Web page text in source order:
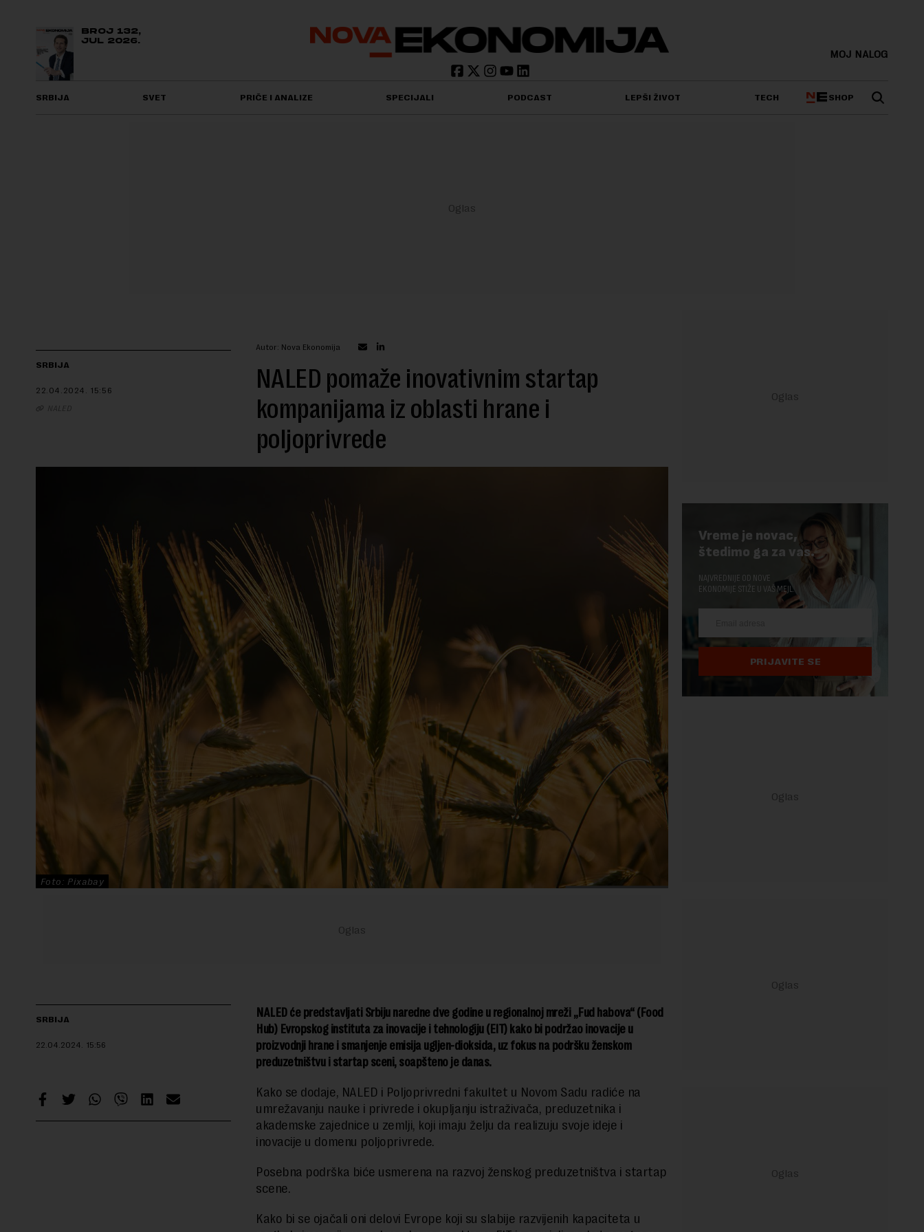
BROJ 132,
JUL 2026.
MOJ NALOG
SRBIJA SVET PRIČE I ANALIZE SPECIJALI PODCAST LEPŠI ŽIVOT TECH SHOP
SRBIJA
22.04.2024. 15:56
NALED
Autor: Nova Ekonomija
NALED pomaže inovativnim startap
kompanijama iz oblasti hrane i
poljoprivrede
Foto: Pixabay
SRBIJA
22.04.2024. 15:56
NALED će predstavljati Srbiju naredne dve godine u regionalnoj mreži „Fud habova“ (Food
Hub) Evropskog instituta za inovacije i tehnologiju (EIT) kako bi podržao inovacije u
proizvodnji hrane i smanjenje emisija ugljen-dioksida, uz fokus na podršku ženskom
preduzetništvu i startap sceni, soapšteno je danas.
Kako se dodaje, NALED i Poljoprivredni fakultet u Novom Sadu radiće na
umrežavanju nauke i privrede i okupljanju istraživača, preduzetnika i
akademske zajednice u zemlji, koji imaju želju da realizuju svoje ideje i
inovacije u domenu poljoprivrede.
Posebna podrška biće usmerena na razvoj ženskog preduzetništva i startap
scene.
Kako bi se ojačali oni delovi Evrope koji su slabije razvijenih kapaciteta u
Vreme je novac,
štedimo ga za vas.
NAJVREDNIJE OD NOVE
EKONOMIJE STIŽE U VAŠ MEJL.
PRIJAVITE SE